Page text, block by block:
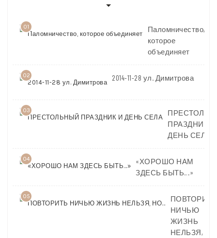
01
Паломничество,
которое
объединяет
02 2014-11-28 ул. Димитрова
03
ПРАЗДНИК И
ДЕНЬ СЕЛА
04
«ХОРОШО НАМ
ЗДЕСЬ БЫТЬ…»
05
ПОВТОРИТЬ
НИЧЬЮ
ЖИЗНЬ
НЕЛЬЗЯ,